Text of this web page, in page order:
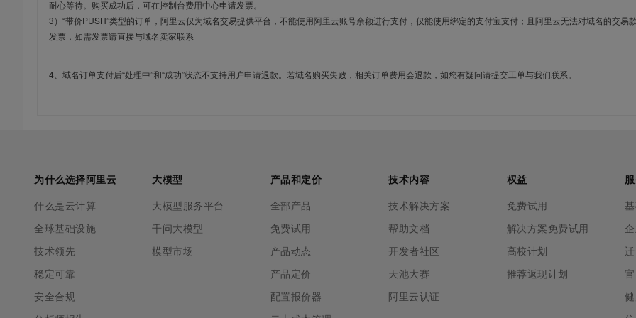
耐心等待。购买成功后，可在控制台费用中心申请发票。
3）“带价PUSH”类型的订单，阿里云仅为域名交易提供平台，不能使用阿里云账号余额进行支付，仅能使用绑定的支付宝支付；且阿里云无法对域名的交易
发票，如需发票请直接与域名卖家联系
4、域名订单支付后“处理中”和“成功”状态不支持用户申请退款。若域名购买失败，相关订单费用会退款，如您有疑问请提交工单与我们联系。